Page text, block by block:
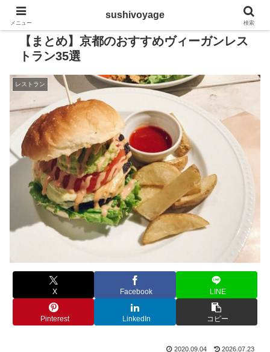
【まとめ】京都のおすすめヴィーガンレス
トラン35選
レストラン
X Facebook LINE
Pinterest LinkedIn コピー
2020.09.04 2026.07.23
メニュー
sushivoyage
検索